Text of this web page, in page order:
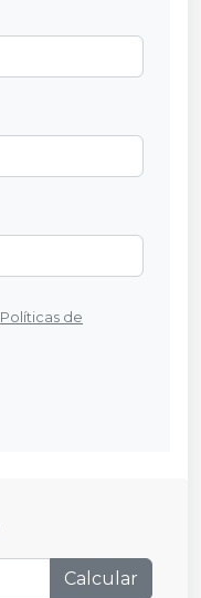
Políticas de
Calcular